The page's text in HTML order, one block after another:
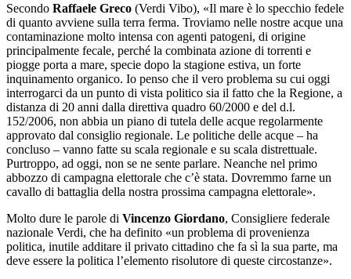
Secondo Raffaele Greco (Verdi Vibo), «Il mare è lo specchio fedele
di quanto avviene sulla terra ferma. Troviamo nelle nostre acque una
contaminazione molto intensa con agenti patogeni, di origine
principalmente fecale, perché la combinata azione di torrenti e
piogge porta a mare, specie dopo la stagione estiva, un forte
inquinamento organico. Io penso che il vero problema su cui oggi
interrogarci da un punto di vista politico sia il fatto che la Regione, a
distanza di 20 anni dalla direttiva quadro 60/2000 e del d.l.
152/2006, non abbia un piano di tutela delle acque regolarmente
approvato dal consiglio regionale. Le politiche delle acque – ha
concluso – vanno fatte su scala regionale e su scala distrettuale.
Purtroppo, ad oggi, non se ne sente parlare. Neanche nel primo
abbozzo di campagna elettorale che c’è stata. Dovremmo farne un
cavallo di battaglia della nostra prossima campagna elettorale».
Molto dure le parole di Vincenzo Giordano, Consigliere federale
nazionale Verdi, che ha definito «un problema di provenienza
politica, inutile additare il privato cittadino che fa sì la sua parte, ma
deve essere la politica l’elemento risolutore di queste circostanze».